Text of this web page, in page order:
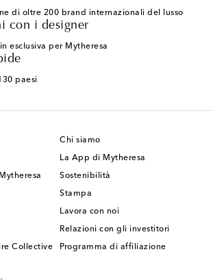
di oltre 200 brand internazionali del lusso
con i designer
esclusiva per Mytheresa
paesi
Collective
Chi siamo
La App di Mytheresa
Sostenibilità
Stampa
Lavora con noi
Relazioni con gli investitori
Programma di affiliazione